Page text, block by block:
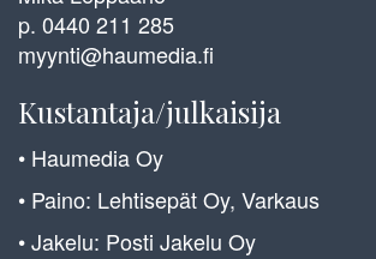
p. 0440 211 285
myynti@haumedia.fi
Kustantaja/julkaisija
• Haumedia Oy
• Paino: Lehtisepät Oy, Varkaus
• Jakelu: Posti Jakelu Oy